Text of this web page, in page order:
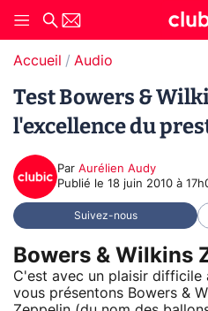
Accueil Audio
Test Bowers &
l'excellence du
Par Aurélien Audy
Publié le 18 juin 2010 à
Suivez-nous
Bowers & Wilkins
C'est avec un plaisir difficile
vous présentons Bowers &